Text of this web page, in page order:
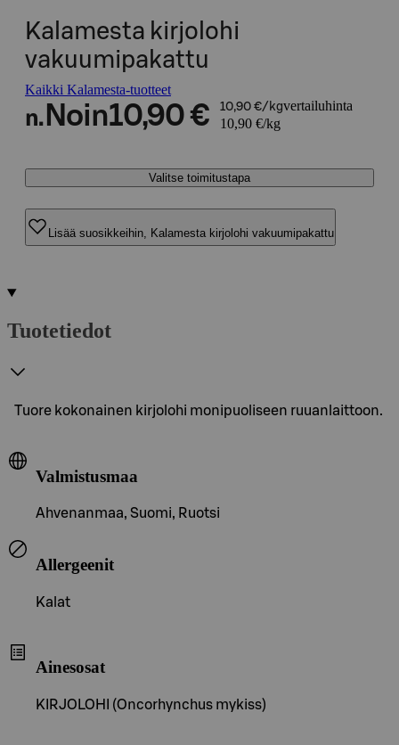
Kalamesta kirjolohi
vakuumipakattu
Kaikki Kalamesta-tuotteet
n. Noin10,90 € 10,90 €/kgvertailuhinta
10,90 €/kg
Valitse toimitustapa
Lisää suosikkeihin, Kalamesta kirjolohi vakuumipakattu
Tuotetiedot
Tuore kokonainen kirjolohi monipuoliseen ruuanlaittoon.
Valmistusmaa
Ahvenanmaa, Suomi, Ruotsi
Allergeenit
Kalat
Ainesosat
KIRJOLOHI (Oncorhynchus mykiss)